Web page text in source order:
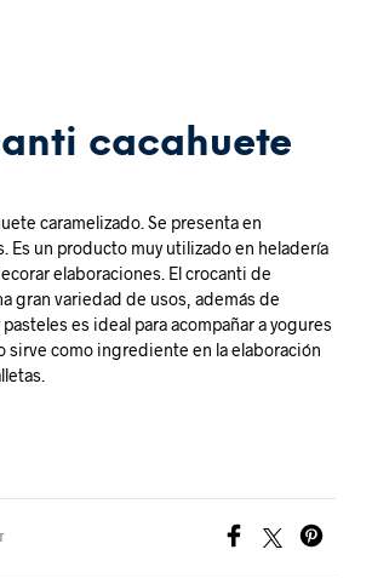
cacahuete
caramelizado. Se presenta en
Es un producto muy utilizado en heladería
elaboraciones. El crocanti de
gran variedad de usos, además de
es ideal para acompañar a yogures
sirve como ingrediente en la elaboración